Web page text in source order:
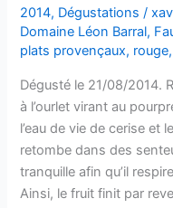
2014, Dégustations /
Domaine Léon Barral,
plats provençaux, rouge
Dégusté le 21/08/2014.
à l’ourlet virant au
l’eau de vie de cerise et
retombe dans des
tranquille afin qu’il
Ainsi, le fruit finit par